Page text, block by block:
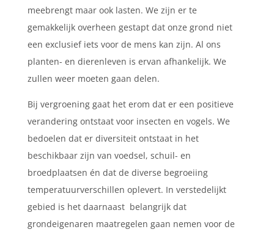
meebrengt maar ook lasten. We zijn er te
gemakkelijk overheen gestapt dat onze grond niet
een exclusief iets voor de mens kan zijn. Al ons
planten- en dierenleven is ervan afhankelijk. We
zullen weer moeten gaan delen.
Bij vergroening gaat het erom dat er een positieve
verandering ontstaat voor insecten en vogels. We
bedoelen dat er diversiteit ontstaat in het
beschikbaar zijn van voedsel, schuil- en
broedplaatsen én dat de diverse begroeiing
temperatuurverschillen oplevert. In verstedelijkt
gebied is het daarnaast belangrijk dat
grondeigenaren maatregelen gaan nemen voor de